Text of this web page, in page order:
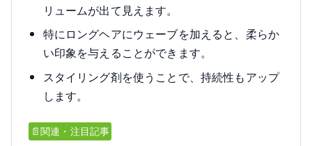
リュームが出て見えます。
特にロングヘアにウェーブを加えると、柔らか
い印象を与えることができます。
スタイリング剤を使うことで、持続性もアップ
します。
📄関連・注目記事